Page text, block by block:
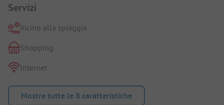
Servizi
Vicino alla spiaggia
Shopping
Internet
Mostra tutte le 8 caratteristiche